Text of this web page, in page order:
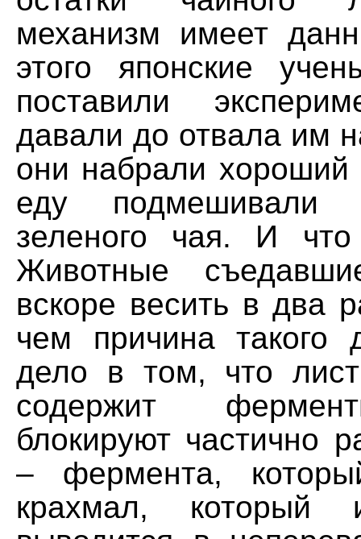
механизм имеет
этого японские
поставили
давали до отвала им
они набрали
еду подмешивали
зеленого чая. И
Животные
вскоре весить в два
чем причина такого
дело в том, что
содержит
блокируют частично
– фермента,
крахмал, который